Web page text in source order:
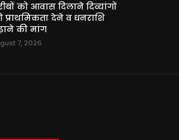
को आवास दिलाने दिव्यांगों
प्राथमिकता देने व धनराशि
की मांग
7, 2026